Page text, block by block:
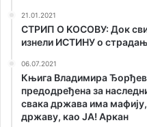
21.01.2021
СТРИП О KОСОВУ: Док
изнели ИСТИНУ о
06.07.2021
Књига Владимира
предодређена за
свака држава има
државу, као ЈА! Аркан